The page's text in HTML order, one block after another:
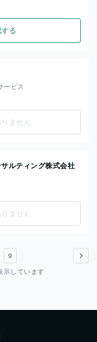
る
ービス
ません
ルティング株式会社
ません
次のページ
9
示しています